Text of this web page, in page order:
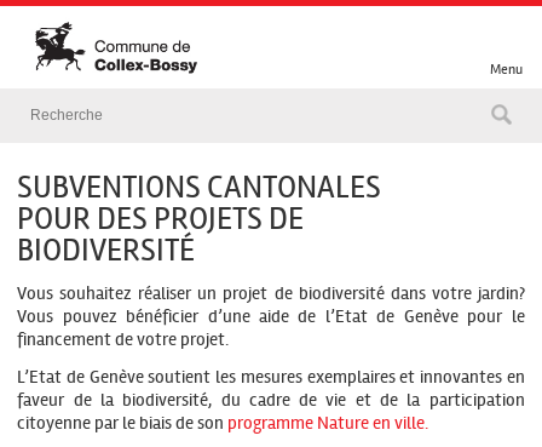
Menu
SUBVENTIONS CANTONALES
POUR DES PROJETS DE
BIODIVERSITÉ
Vous souhaitez réaliser un projet de biodiversité dans votre jardin?
Vous pouvez bénéficier d’une aide de l’Etat de Genève pour le
financement de votre projet.
L’Etat de Genève soutient les mesures exemplaires et innovantes en
faveur de la biodiversité, du cadre de vie et de la participation
citoyenne par le biais de son programme Nature en ville.